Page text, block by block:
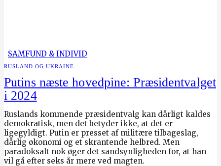
SAMFUND & INDIVID
RUSLAND OG UKRAINE
Putins næste hovedpine: Præsidentvalget
i 2024
Ruslands kommende præsidentvalg kan dårligt kaldes
demokratisk, men det betyder ikke, at det er
ligegyldigt. Putin er presset af militære tilbageslag,
dårlig økonomi og et skrantende helbred. Men
paradoksalt nok øger det sandsynligheden for, at han
vil gå efter seks år mere ved magten.